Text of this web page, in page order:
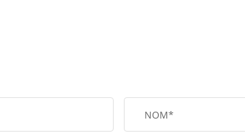
NOM*